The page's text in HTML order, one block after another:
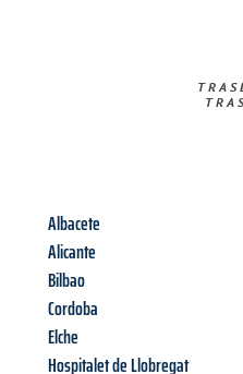
Albacete
Alicante
Bilbao
Cordoba
Elche
Hospitalet de Llobregat